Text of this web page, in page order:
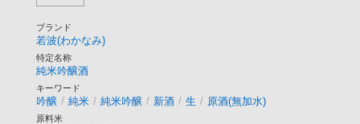
ブランド
若波(わかなみ)
特定名称
純米吟醸酒
キーワード
吟醸 / 純米 / 純米吟醸 / 新酒 / 生 / 原酒(無加水)
原料米